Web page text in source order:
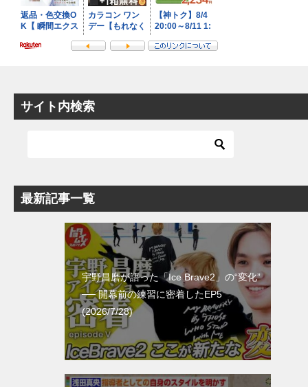
サイト内検索
最新記事一覧
宇野昌磨が語った「Ice Brave2」の“変化”
── 開幕前の練習に密着したEP5
(2026/7/28)